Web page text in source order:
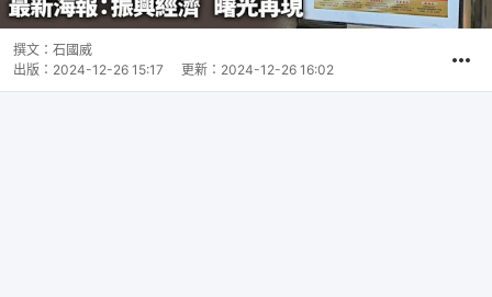
撰文： 石國威
出版： 2024-12-26 15:17 更新： 2024-12-26 16:02